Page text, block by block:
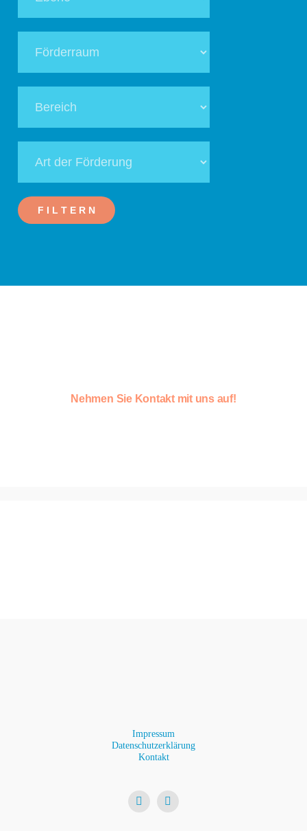
Förderung
Nehmen Sie Kontakt mit uns auf!
Impressum
Datenschutzerklärung
Kontakt